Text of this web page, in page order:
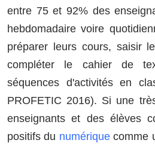
entre 75 et 92% des
hebdomadaire voire
préparer leurs cours, saisir
compléter le cahier de
séquences d'activités en
PROFETIC 2016). Si une
enseignants et des élèves
positifs du numériquecomme